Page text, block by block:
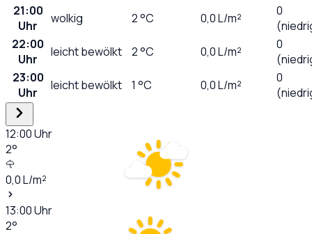
21:00
Uhr
wolkig 2°C 0,0L/m²
0
22:00
Uhr
leicht bewölkt 2°C 0,0L/m²
0
23:00
Uhr
leicht bewölkt 1 °C 0,0L/m²
0
12:00Uhr
2°
0,0L/m²
13:00Uhr
2°